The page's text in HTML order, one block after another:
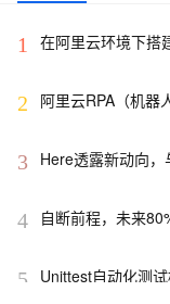
1
在阿里云环境下搭
2
阿里云RPA（机器
3
Here透露新动向
4 自断前程，未来
5
Unittest自动化测